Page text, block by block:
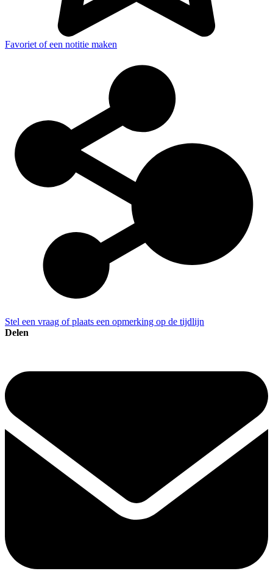
Favoriet of een notitie maken
Stel een vraag of plaats een opmerking op de tijdlijn
Delen